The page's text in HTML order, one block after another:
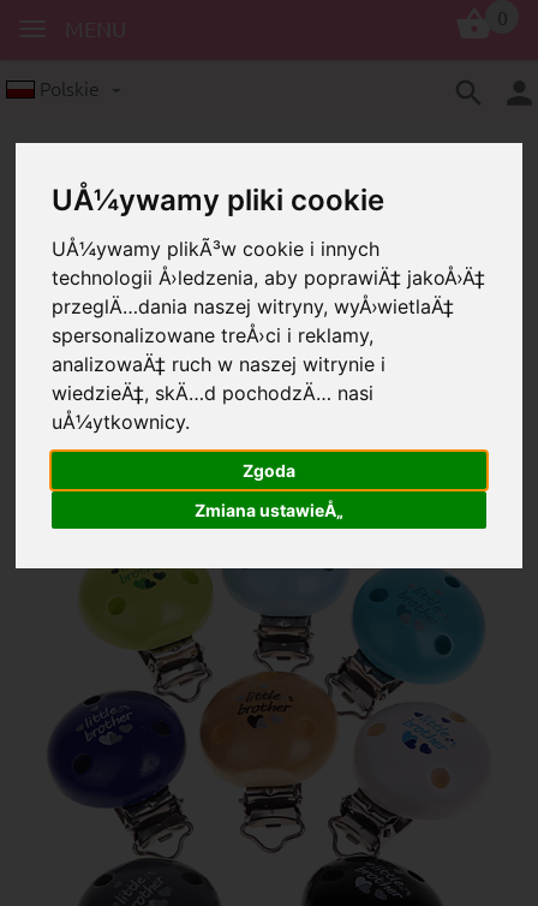
UÅ¼ywamy pliki cookie
UÅ¼ywamy plikÃ³w cookie i innych
technologii Å›ledzenia, aby poprawiÄ‡ jakoÅ›Ä‡
przeglÄ…dania naszej witryny, wyÅ›wietlaÄ‡
spersonalizowane treÅ›ci i reklamy,
analizowaÄ‡ ruch w naszej witrynie i
wiedzieÄ‡, skÄ…d pochodzÄ… nasi
uÅ¼ytkownicy.
Zgoda
Zmiana ustawieÅ„
Polskie
Klipsy
Język angielski
Klips z motywem “Little brother”
Klips z motywem “Little
brother”